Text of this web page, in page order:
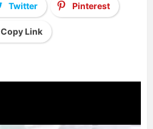
Twitter Pinterest
Copy Link